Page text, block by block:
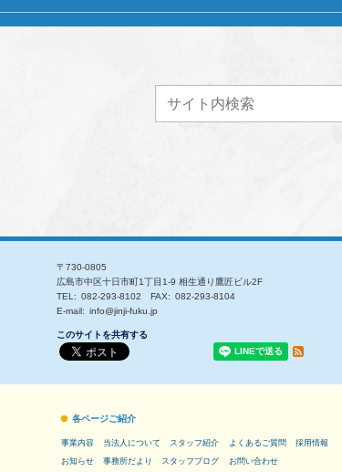
〒730-0805
広島市中区十日市町1丁目1-9 相生通り鷹匠ビル2F
TEL
082-293-8102 FAX
082-293-8104
E-mail
info@jinji-fuku.jp
このサイトを共有する
各ページご紹介
事業内容 当法人について スタッフ紹介 よくあるご質問 採用情報
お知らせ 事務所だより スタッフブログ お問い合わせ